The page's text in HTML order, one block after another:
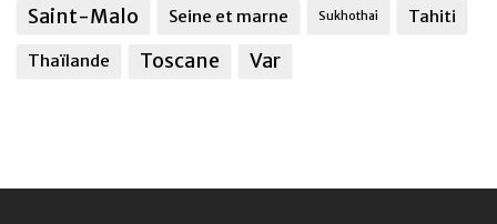
Saint-Malo Seine et marne Sukhothai Tahiti
Thaïlande Toscane Var